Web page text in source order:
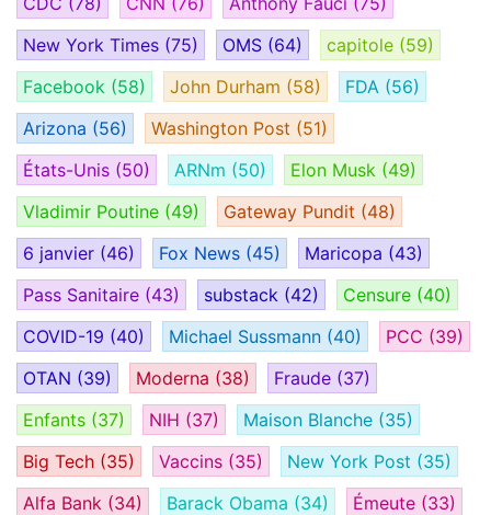
New York Times (75) OMS (64) capitole (59)
Facebook (58) John Durham (58) FDA (56)
Arizona (56) Washington Post (51)
États-Unis (50) ARNm (50) Elon Musk (49)
Vladimir Poutine (49) Gateway Pundit (48)
6 janvier (46) Fox News (45) Maricopa (43)
Pass Sanitaire (43) substack (42) Censure (40)
COVID-19 (40) Michael Sussmann (40) PCC (39)
OTAN (39) Moderna (38) Fraude (37)
Enfants (37) NIH (37) Maison Blanche (35)
Big Tech (35) Vaccins (35) New York Post (35)
Alfa Bank (34) Barack Obama (34) Émeute (33)